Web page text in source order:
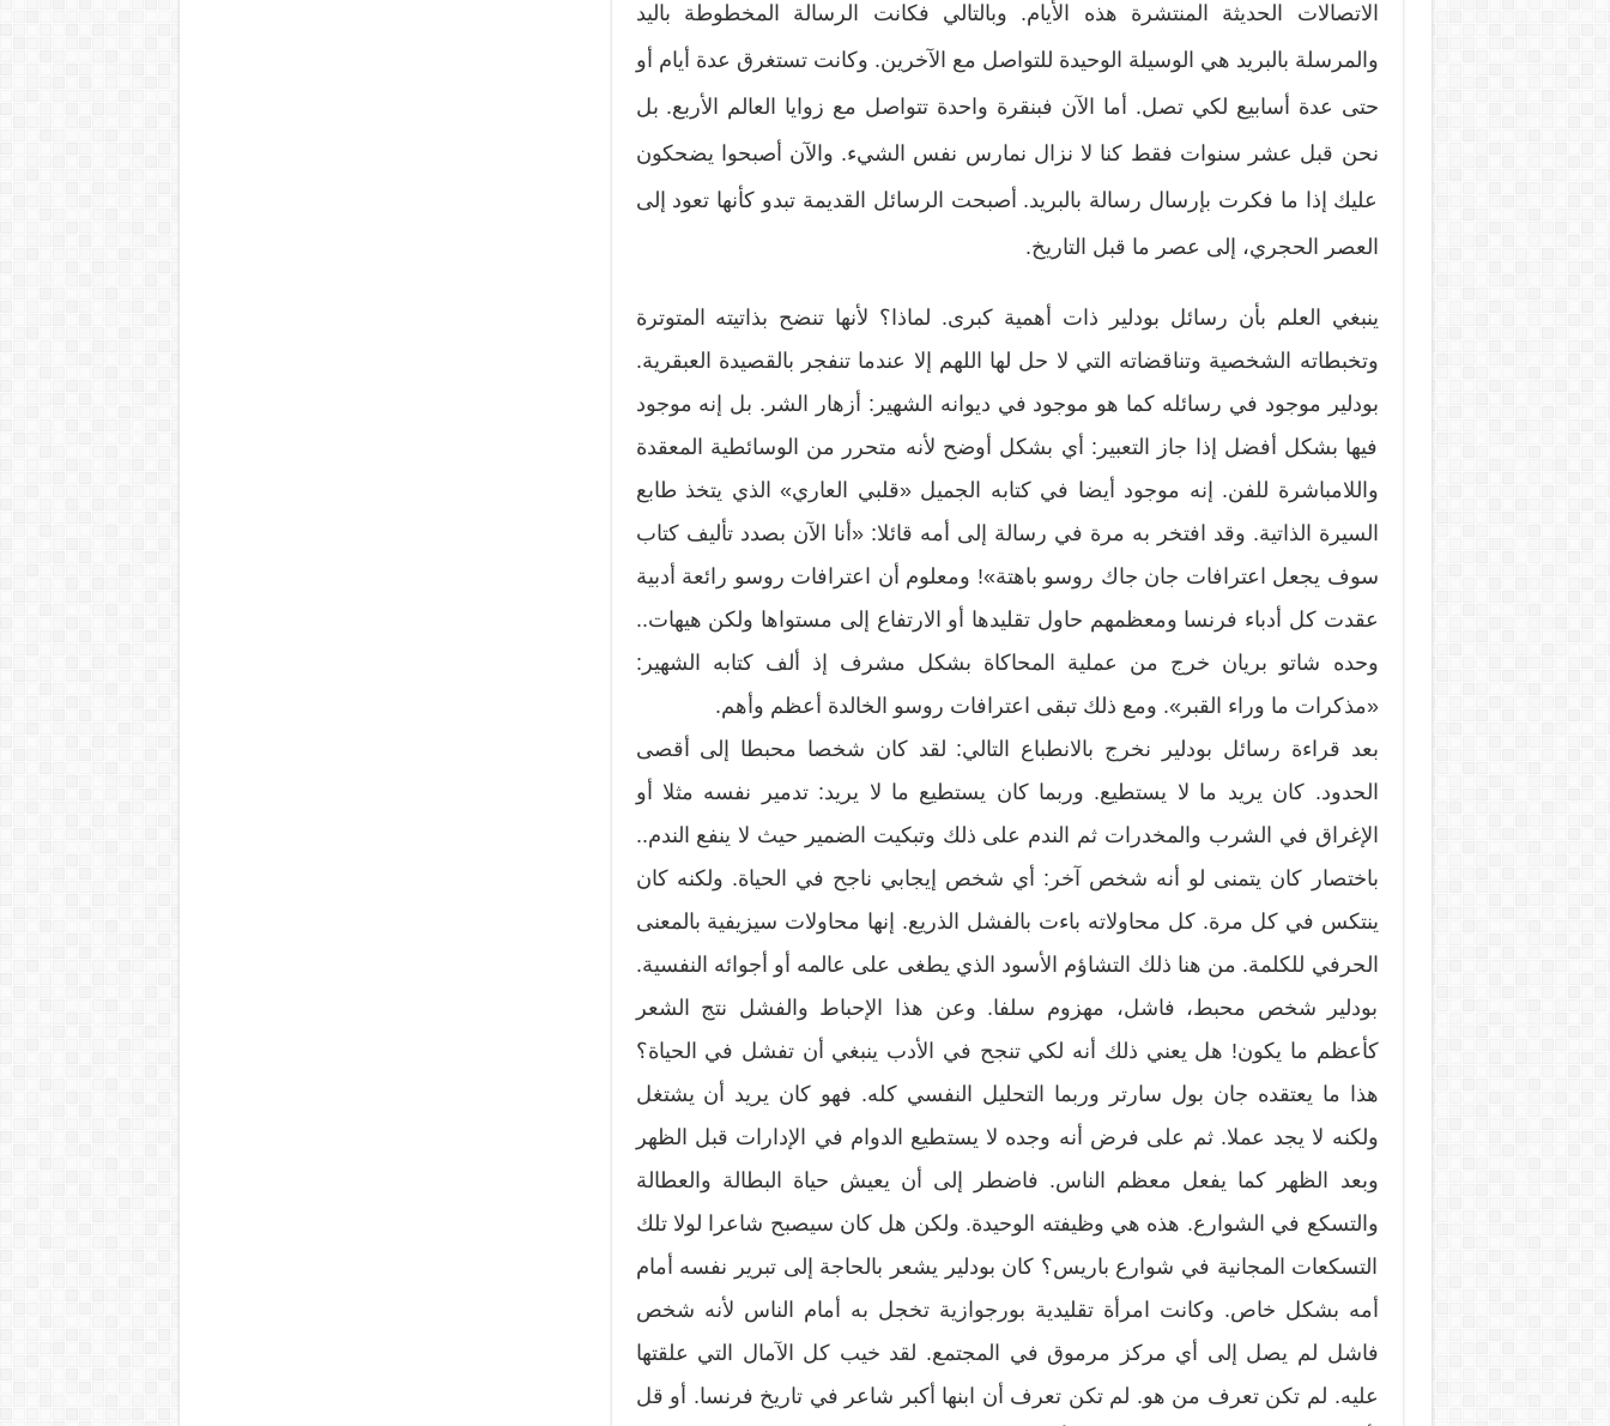
الاتصالات الحديثة المنتشرة هذه الأيام. وبالتالي فكانت الرسالة المخطوطة باليد
والمرسلة بالبريد هي الوسيلة الوحيدة للتواصل مع الآخرين. وكانت تستغرق عدة أيام أو
حتى عدة أسابيع لكي تصل. أما الآن فبنقرة واحدة تتواصل مع زوايا العالم الأربع. بل
نحن قبل عشر سنوات فقط كنا لا نزال نمارس نفس الشيء. والآن أصبحوا يضحكون
عليك إذا ما فكرت بإرسال رسالة بالبريد. أصبحت الرسائل القديمة تبدو كأنها تعود إلى
العصر الحجري، إلى عصر ما قبل التاريخ.
ينبغي العلم بأن رسائل بودلير ذات أهمية كبرى. لماذا؟ لأنها تنضح بذاتيته المتوترة
وتخبطاته الشخصية وتناقضاته التي لا حل لها اللهم إلا عندما تنفجر بالقصيدة العبقرية.
بودلير موجود في رسائله كما هو موجود في ديوانه الشهير: أزهار الشر. بل إنه موجود
فيها بشكل أفضل إذا جاز التعبير: أي بشكل أوضح لأنه متحرر من الوسائطية المعقدة
واللامباشرة للفن. إنه موجود أيضا في كتابه الجميل «قلبي العاري» الذي يتخذ طابع
السيرة الذاتية. وقد افتخر به مرة في رسالة إلى أمه قائلا: «أنا الآن بصدد تأليف كتاب
سوف يجعل اعترافات جان جاك روسو باهتة»! ومعلوم أن اعترافات روسو رائعة أدبية
عقدت كل أدباء فرنسا ومعظمهم حاول تقليدها أو الارتفاع إلى مستواها ولكن هيهات..
وحده شاتو بريان خرج من عملية المحاكاة بشكل مشرف إذ ألف كتابه الشهير:
«مذكرات ما وراء القبر». ومع ذلك تبقى اعترافات روسو الخالدة أعظم وأهم.
بعد قراءة رسائل بودلير نخرج بالانطباع التالي: لقد كان شخصا محبطا إلى أقصى
الحدود. كان يريد ما لا يستطيع. وربما كان يستطيع ما لا يريد: تدمير نفسه مثلا أو
الإغراق في الشرب والمخدرات ثم الندم على ذلك وتبكيت الضمير حيث لا ينفع الندم..
باختصار كان يتمنى لو أنه شخص آخر: أي شخص إيجابي ناجح في الحياة. ولكنه كان
ينتكس في كل مرة. كل محاولاته باءت بالفشل الذريع. إنها محاولات سيزيفية بالمعنى
الحرفي للكلمة. من هنا ذلك التشاؤم الأسود الذي يطغى على عالمه أو أجوائه النفسية.
بودلير شخص محبط، فاشل، مهزوم سلفا. وعن هذا الإحباط والفشل نتج الشعر
كأعظم ما يكون! هل يعني ذلك أنه لكي تنجح في الأدب ينبغي أن تفشل في الحياة؟
هذا ما يعتقده جان بول سارتر وربما التحليل النفسي كله. فهو كان يريد أن يشتغل
ولكنه لا يجد عملا. ثم على فرض أنه وجده لا يستطيع الدوام في الإدارات قبل الظهر
وبعد الظهر كما يفعل معظم الناس. فاضطر إلى أن يعيش حياة البطالة والعطالة
والتسكع في الشوارع. هذه هي وظيفته الوحيدة. ولكن هل كان سيصبح شاعرا لولا تلك
التسكعات المجانية في شوارع باريس؟ كان بودلير يشعر بالحاجة إلى تبرير نفسه أمام
أمه بشكل خاص. وكانت امرأة تقليدية بورجوازية تخجل به أمام الناس لأنه شخص
فاشل لم يصل إلى أي مركز مرموق في المجتمع. لقد خيب كل الآمال التي علقتها
عليه. لم تكن تعرف من هو. لم تكن تعرف أن ابنها أكبر شاعر في تاريخ فرنسا. أو قل